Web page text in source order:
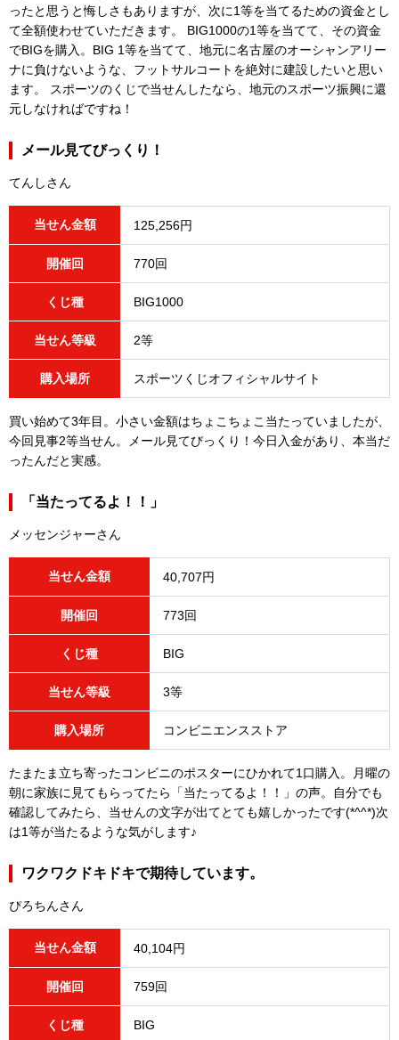
ったと思うと悔しさもありますが、次に1等を当てるための資金とし
て全額使わせていただきます。 BIG1000の1等を当てて、その資金
でBIGを購入。BIG 1等を当てて、地元に名古屋のオーシャンアリー
ナに負けないような、フットサルコートを絶対に建設したいと思い
ます。 スポーツのくじで当せんしたなら、地元のスポーツ振興に還
元しなければですね！
メール見てびっくり！
てんしさん
当せん金額 125,256円
開催回 770回
くじ種 BIG1000
当せん等級 2等
購入場所 スポーツくじオフィシャルサイト
買い始めて3年目。小さい金額はちょこちょこ当たっていましたが、
今回見事2等当せん。メール見てびっくり！今日入金があり、本当だ
ったんだと実感。
「当たってるよ！！」
メッセンジャーさん
当せん金額 40,707円
開催回 773回
くじ種 BIG
当せん等級 3等
購入場所 コンビニエンスストア
たまたま立ち寄ったコンビニのポスターにひかれて1口購入。月曜の
朝に家族に見てもらってたら「当たってるよ！！」の声。自分でも
確認してみたら、当せんの文字が出てとても嬉しかったです(*^^*)次
は1等が当たるような気がします♪
ワクワクドキドキで期待しています。
ぴろちんさん
当せん金額 40,104円
開催回 759回
くじ種 BIG